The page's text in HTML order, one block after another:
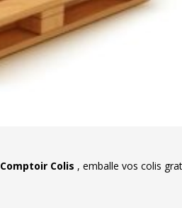
Comptoir Colis , emballe vos colis